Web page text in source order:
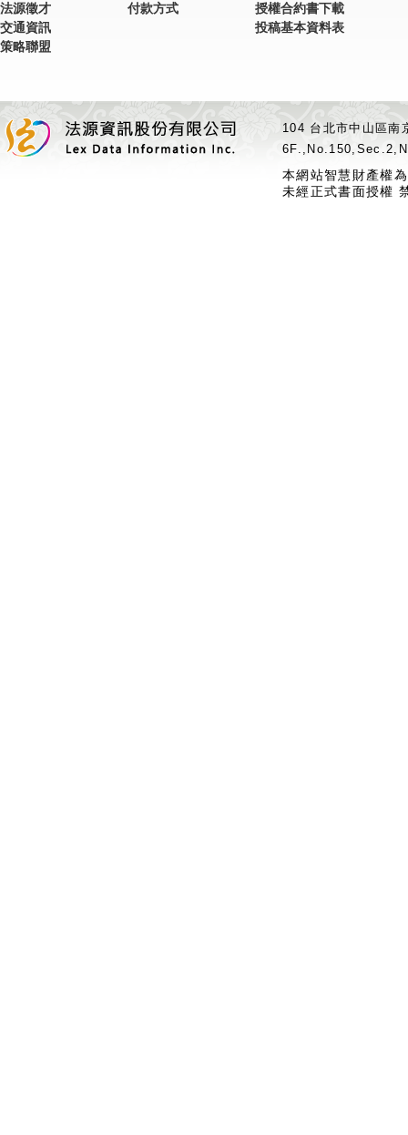
法源徵才
交通資訊
策略聯盟
付款方式
授權合約書下載
投稿基本資料表
104 台北市中山區
本網站智慧財產權
未經正式書面授權